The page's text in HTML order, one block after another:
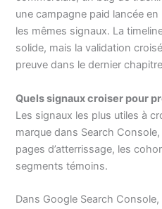
une campagne paid lancée
les mêmes signaux. La
solide, mais la validation
preuve dans le dernier
Quels signaux croiser pour
Les signaux les plus utiles à
marque dans Search
pages d’atterrissage, les
segments témoins.
Dans Google Search